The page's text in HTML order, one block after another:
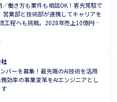
働き方も案件も相談OK！客先常駐で
営業部と技術部が連携してキャリアを
工程へも挑戦。2028年売上10億円を
開発エンジニア
バーを募集！最先端のAI技術を活用
効率の事業変革をAIエンジニアとし